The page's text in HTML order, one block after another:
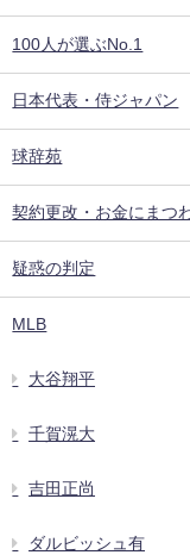
100人が選ぶNo.1
日本代表・侍ジャパン
球辞苑
契約更改・お金にまつ
疑惑の判定
MLB
大谷翔平
千賀滉大
吉田正尚
ダルビッシュ有